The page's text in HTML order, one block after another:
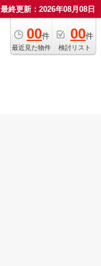
最終更新：2026年08月08日
00件
最近見た物件
00件
検討リスト